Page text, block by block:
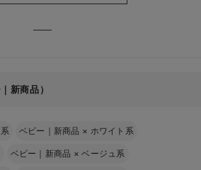
新商品）
ベビー｜新商品 × ホワイト系
ベビー｜新商品 ×ベージュ系